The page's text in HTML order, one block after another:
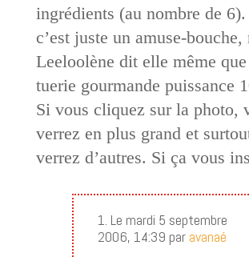
ingrédients (au nombre de
c’est juste un amuse-bouche,
Leeloolène dit elle même que
tuerie gourmande puissance
Si vous cliquez sur la photo,
verrez en plus grand et
verrez d’autres. Si ça vous
1. Le mardi 5 septembre
2006, 14:39 par avanaé